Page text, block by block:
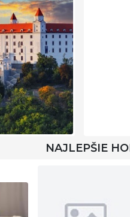
NAJLEPŠIE